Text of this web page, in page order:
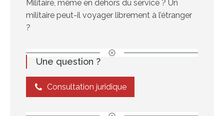
Militaire, même en dehors du service ? Un
militaire peut-il voyager librement à l’étranger
?
Une question ?
Consultation juridique